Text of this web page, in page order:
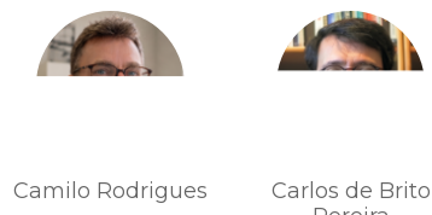
Camilo Rodrigues
Carlos de Brito